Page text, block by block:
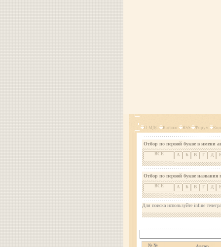
О МДС Каталог RSS Форум
Отбор по первой букве в имени
ВСЕ А Б В Г Д
Отбор по первой букве названия
ВСЕ А Б В Г Д
Для поиска используйте inline
№ №